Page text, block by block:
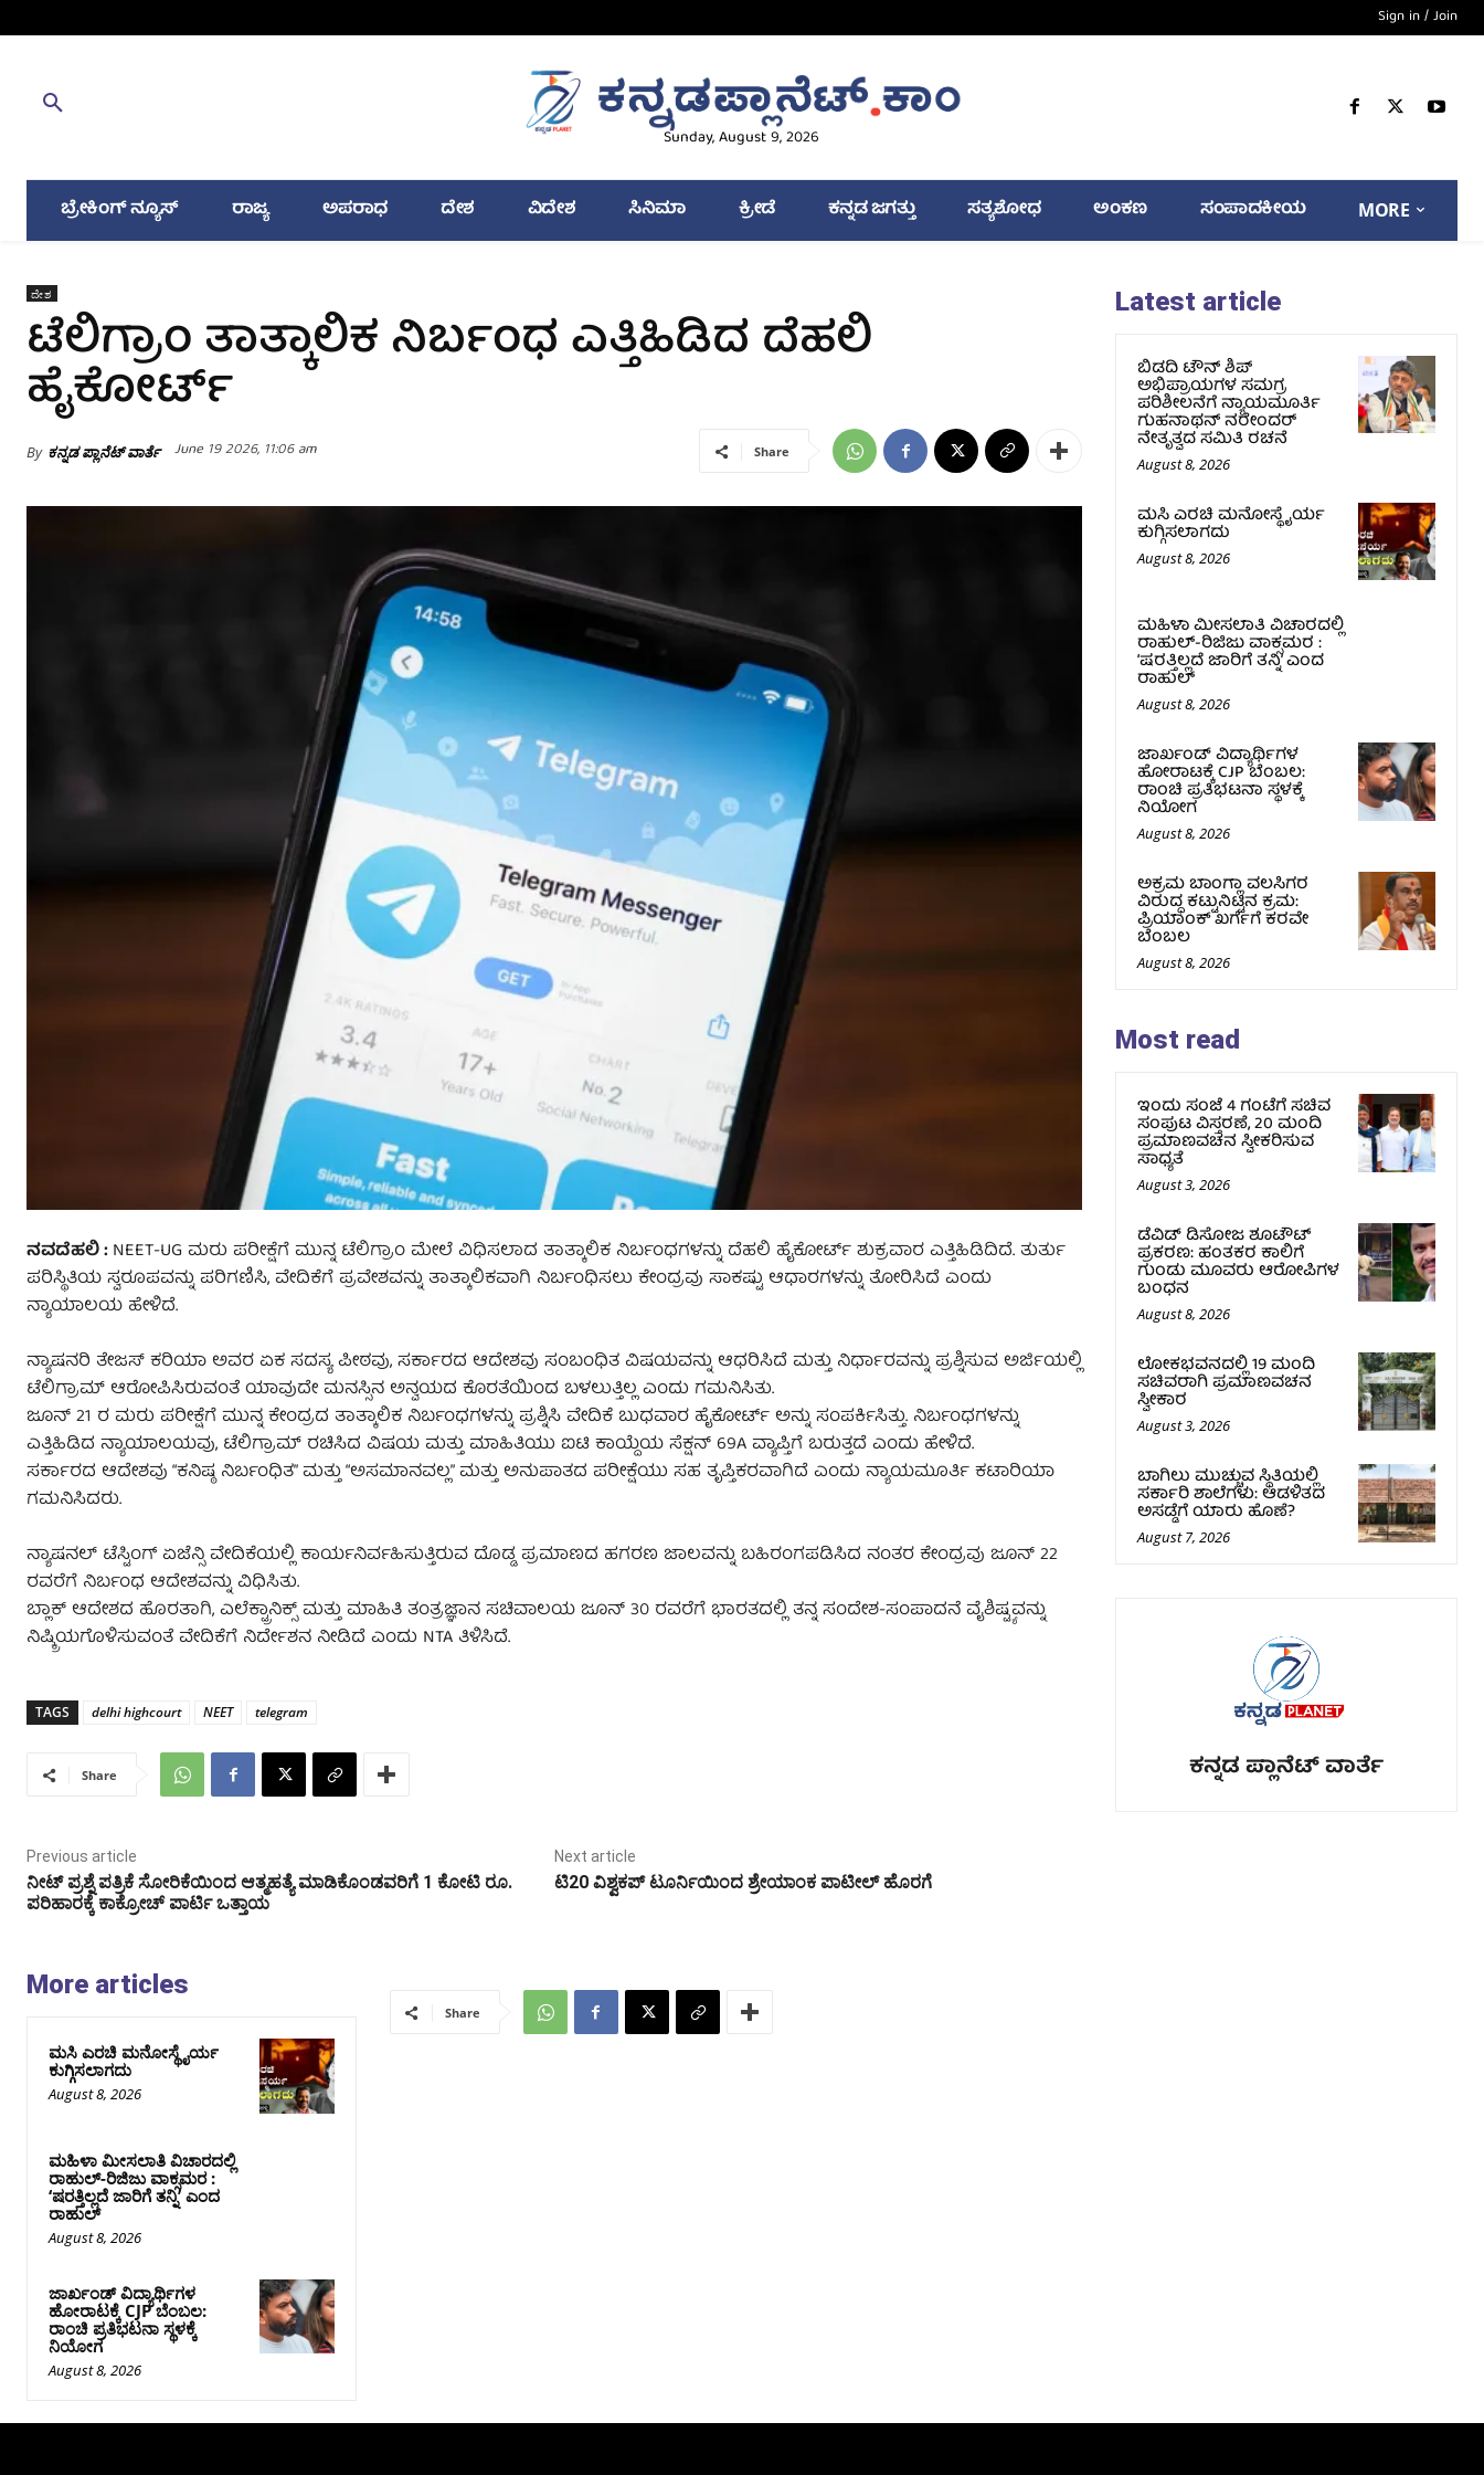
Sign in / Join
Sunday, August 9, 2026
ಬ್ರೇಕಿಂಗ್ ನ್ಯೂಸ್ ರಾಜ್ಯ ಅಪರಾಧ ದೇಶ ವಿದೇಶ ಸಿನಿಮಾ ಕ್ರೀಡೆ ಕನ್ನಡ ಜಗತ್ತು ಸತ್ಯಶೋಧ ಅಂಕಣ ಸಂಪಾದಕೀಯ MORE
ದೇಶ
ಟೆಲಿಗ್ರಾಂ ತಾತ್ಕಾಲಿಕ ನಿರ್ಬಂಧ ಎತ್ತಿಹಿಡಿದ ದೆಹಲಿ
ಹೈಕೋರ್ಟ್‌
By ಕನ್ನಡ ಪ್ಲಾನೆಟ್ ವಾರ್ತೆ June 19 2026, 11:06 am Share
ನವದೆಹಲಿ :NEET-UG ಮರು ಪರೀಕ್ಷೆಗೆ ಮುನ್ನ ಟೆಲಿಗ್ರಾಂ ಮೇಲೆ ವಿಧಿಸಲಾದ ತಾತ್ಕಾಲಿಕ ನಿರ್ಬಂಧಗಳನ್ನು ದೆಹಲಿ ಹೈಕೋರ್ಟ್ ಶುಕ್ರವಾರ ಎತ್ತಿಹಿಡಿದಿದೆ. ತುರ್ತು
ಪರಿಸ್ಥಿತಿಯ ಸ್ವರೂಪವನ್ನು ಪರಿಗಣಿಸಿ, ವೇದಿಕೆಗೆ ಪ್ರವೇಶವನ್ನು ತಾತ್ಕಾಲಿಕವಾಗಿ ನಿರ್ಬಂಧಿಸಲು ಕೇಂದ್ರವು ಸಾಕಷ್ಟು ಆಧಾರಗಳನ್ನು ತೋರಿಸಿದೆ ಎಂದು
ನ್ಯಾಯಾಲಯ ಹೇಳಿದೆ.
ನ್ಯಾಷನರಿ ತೇಜಸ್ ಕರಿಯಾ ಅವರ ಏಕ ಸದಸ್ಯ ಪೀಠವು, ಸರ್ಕಾರದ ಆದೇಶವು ಸಂಬಂಧಿತ ವಿಷಯವನ್ನು ಆಧರಿಸಿದೆ ಮತ್ತು ನಿರ್ಧಾರವನ್ನು ಪ್ರಶ್ನಿಸುವ ಅರ್ಜಿಯಲ್ಲಿ
ಟೆಲಿಗ್ರಾಮ್ ಆರೋಪಿಸಿರುವಂತೆ ಯಾವುದೇ ಮನಸ್ಸಿನ ಅನ್ವಯದ ಕೊರತೆಯಿಂದ ಬಳಲುತ್ತಿಲ್ಲ ಎಂದು ಗಮನಿಸಿತು.
ಜೂನ್ 21 ರ ಮರು ಪರೀಕ್ಷೆಗೆ ಮುನ್ನ ಕೇಂದ್ರದ ತಾತ್ಕಾಲಿಕ ನಿರ್ಬಂಧಗಳನ್ನು ಪ್ರಶ್ನಿಸಿ ವೇದಿಕೆ ಬುಧವಾರ ಹೈಕೋರ್ಟ್ ಅನ್ನು ಸಂಪರ್ಕಿಸಿತ್ತು. ನಿರ್ಬಂಧಗಳನ್ನು
ಎತ್ತಿಹಿಡಿದ ನ್ಯಾಯಾಲಯವು, ಟೆಲಿಗ್ರಾಮ್ ರಚಿಸಿದ ವಿಷಯ ಮತ್ತು ಮಾಹಿತಿಯು ಐಟಿ ಕಾಯ್ದೆಯ ಸೆಕ್ಷನ್ 69A ವ್ಯಾಪ್ತಿಗೆ ಬರುತ್ತದೆ ಎಂದು ಹೇಳಿದೆ.
ಸರ್ಕಾರದ ಆದೇಶವು “ಕನಿಷ್ಠ ನಿರ್ಬಂಧಿತ” ಮತ್ತು “ಅಸಮಾನವಲ್ಲ” ಮತ್ತು ಅನುಪಾತದ ಪರೀಕ್ಷೆಯು ಸಹ ತೃಪ್ತಿಕರವಾಗಿದೆ ಎಂದು ನ್ಯಾಯಮೂರ್ತಿ ಕಟಾರಿಯಾ
ಗಮನಿಸಿದರು.
ನ್ಯಾಷನಲ್ ಟೆಸ್ಟಿಂಗ್ ಏಜೆನ್ಸಿ ವೇದಿಕೆಯಲ್ಲಿ ಕಾರ್ಯನಿರ್ವಹಿಸುತ್ತಿರುವ ದೊಡ್ಡ ಪ್ರಮಾಣದ ಹಗರಣ ಜಾಲವನ್ನು ಬಹಿರಂಗಪಡಿಸಿದ ನಂತರ ಕೇಂದ್ರವು ಜೂನ್ 22
ರವರೆಗೆ ನಿರ್ಬಂಧ ಆದೇಶವನ್ನು ವಿಧಿಸಿತು.
ಬ್ಲಾಕ್ ಆದೇಶದ ಹೊರತಾಗಿ, ಎಲೆಕ್ಟ್ರಾನಿಕ್ಸ್ ಮತ್ತು ಮಾಹಿತಿ ತಂತ್ರಜ್ಞಾನ ಸಚಿವಾಲಯ ಜೂನ್ 30 ರವರೆಗೆ ಭಾರತದಲ್ಲಿ ತನ್ನ ಸಂದೇಶ-ಸಂಪಾದನೆ ವೈಶಿಷ್ಟ್ಯವನ್ನು
ನಿಷ್ಕ್ರಿಯಗೊಳಿಸುವಂತೆ ವೇದಿಕೆಗೆ ನಿರ್ದೇಶನ ನೀಡಿದೆ ಎಂದು NTA ತಿಳಿಸಿದೆ.
TAGS delhi highcourt NEET telegram
Share
Previous article
ನೀಟ್‌ ಪ್ರಶ್ನೆ ಪತ್ರಿಕೆ ಸೋರಿಕೆಯಿಂದ ಆತ್ಮಹತ್ಯೆ ಮಾಡಿಕೊಂಡವರಿಗೆ 1 ಕೋಟಿ ರೂ.
ಪರಿಹಾರಕ್ಕೆ ಕಾಕ್ರೋಚ್‌ ಪಾರ್ಟಿ ಒತ್ತಾಯ
Next article
ಟಿ20 ವಿಶ್ವಕಪ್‌ ಟೂರ್ನಿಯಿಂದ ಶ್ರೇಯಾಂಕ ಪಾಟೀಲ್‌ ಹೊರಗೆ
More articles
ಮಸಿ ಎರಚಿ ಮನೋಸ್ಥೈರ್ಯ
ಕುಗ್ಗಿಸಲಾಗದು
August 8, 2026
ಮಹಿಳಾ ಮೀಸಲಾತಿ ವಿಚಾರದಲ್ಲಿ
ರಾಹುಲ್‌-ರಿಜಿಜು ವಾಕ್ಸಮರ :
‘ಷರತ್ತಿಲ್ಲದೆ ಜಾರಿಗೆ ತನ್ನಿ’ ಎಂದ
ರಾಹುಲ್‌
August 8, 2026
ಜಾರ್ಖಂಡ್‌ ವಿದ್ಯಾರ್ಥಿಗಳ
ಹೋರಾಟಕ್ಕೆ CJP ಬೆಂಬಲ:
ರಾಂಚಿ ಪ್ರತಿಭಟನಾ ಸ್ಥಳಕ್ಕೆ
ನಿಯೋಗ
August 8, 2026
Share
Latest article
ಬಿಡದಿ ಟೌನ್ ಶಿಪ್
ಅಭಿಪ್ರಾಯಗಳ ಸಮಗ್ರ
ಪರಿಶೀಲನೆಗೆ ನ್ಯಾಯಮೂರ್ತಿ
ಗುಹನಾಥನ್ ನರೇಂದರ್
ನೇತೃತ್ವದ ಸಮಿತಿ ರಚನೆ
August 8, 2026
ಮಸಿ ಎರಚಿ ಮನೋಸ್ಥೈರ್ಯ
ಕುಗ್ಗಿಸಲಾಗದು
August 8, 2026
ಮಹಿಳಾ ಮೀಸಲಾತಿ ವಿಚಾರದಲ್ಲಿ
ರಾಹುಲ್‌-ರಿಜಿಜು ವಾಕ್ಸಮರ :
‘ಷರತ್ತಿಲ್ಲದೆ ಜಾರಿಗೆ ತನ್ನಿ’ ಎಂದ
ರಾಹುಲ್‌
August 8, 2026
ಜಾರ್ಖಂಡ್‌ ವಿದ್ಯಾರ್ಥಿಗಳ
ಹೋರಾಟಕ್ಕೆ CJP ಬೆಂಬಲ:
ರಾಂಚಿ ಪ್ರತಿಭಟನಾ ಸ್ಥಳಕ್ಕೆ
ನಿಯೋಗ
August 8, 2026
ಅಕ್ರಮ ಬಾಂಗ್ಲಾ ವಲಸಿಗರ
ವಿರುದ್ಧ ಕಟ್ಟುನಿಟ್ಟಿನ ಕ್ರಮ:
ಪ್ರಿಯಾಂಕ್ ಖರ್ಗೆಗೆ ಕರವೇ
ಬೆಂಬಲ
August 8, 2026
Most read
ಇಂದು ಸಂಜೆ 4 ಗಂಟೆಗೆ ಸಚಿವ
ಸಂಪುಟ ವಿಸ್ತರಣೆ, 20 ಮಂದಿ
ಪ್ರಮಾಣವಚನ ಸ್ವೀಕರಿಸುವ
ಸಾಧ್ಯತೆ
August 3, 2026
ಡೆವಿಡ್ ಡಿಸೋಜ ಶೂಟೌಟ್
ಪ್ರಕರಣ: ಹಂತಕರ ಕಾಲಿಗೆ
ಗುಂಡು ಮೂವರು ಆರೋಪಿಗಳ
ಬಂಧನ
August 8, 2026
ಲೋಕಭವನದಲ್ಲಿ 19 ಮಂದಿ
ಸಚಿವರಾಗಿ ಪ್ರಮಾಣವಚನ
ಸ್ವೀಕಾರ
August 3, 2026
ಬಾಗಿಲು ಮುಚ್ಚುವ ಸ್ಥಿತಿಯಲ್ಲಿ
ಸರ್ಕಾರಿ ಶಾಲೆಗಳು: ಆಡಳಿತದ
ಅಸಡ್ಡೆಗೆ ಯಾರು ಹೊಣೆ?
August 7, 2026
ಕನ್ನಡ ಪ್ಲಾನೆಟ್ ವಾರ್ತೆ